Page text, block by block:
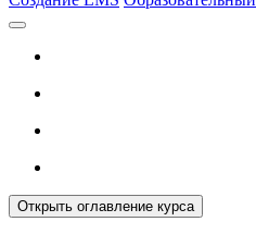
Открыть оглавление курса